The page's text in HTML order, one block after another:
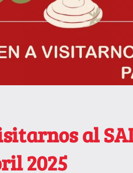
al
2025